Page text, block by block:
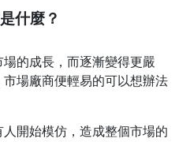
什麼？
的成長，而逐漸變得更嚴
場廠商便輕易的可以想辦法
開始模仿，造成整個市場的